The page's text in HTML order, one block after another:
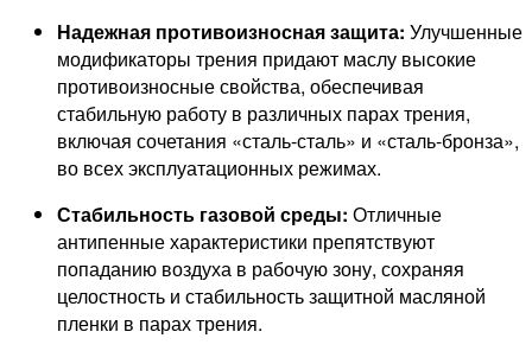
Надежная противоизносная защита: Улучшенные
модификаторы трения придают маслу высокие
противоизносные свойства, обеспечивая
стабильную работу в различных парах трения,
включая сочетания «сталь-сталь» и «сталь-бронза»,
во всех эксплуатационных режимах.
Стабильность газовой среды: Отличные
антипенные характеристики препятствуют
попаданию воздуха в рабочую зону, сохраняя
целостность и стабильность защитной масляной
пленки в парах трения.